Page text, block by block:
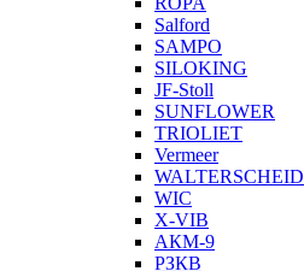
Salford
SAMPO
SILOKING
JF-Stoll
SUNFLOWER
TRIOLIET
Vermeer
WALTERSCHEID
WIC
X-VIB
АКМ-9
РЗКВ